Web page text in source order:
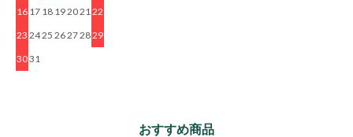
16 17 18 192021 22
23 2425 26272829
3031
おすすめ商品